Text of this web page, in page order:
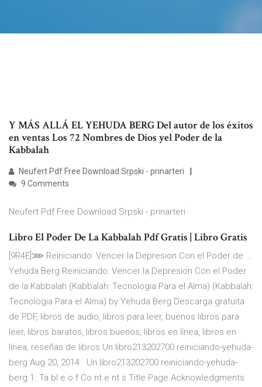
Y MÁS ALLÁ EL YEHUDA BERG Del autor de los éxitos
en ventas Los 72 Nombres de Dios yel Poder de la
Kabbalah
Neufert Pdf Free Download Srpski - prinarteri
9 Comments
Neufert Pdf Free Download Srpski - prinarteri
Libro El Poder De La Kabbalah Pdf Gratis | Libro Gratis
[9R4E]⋙ Reiniciando: Vencer la Depresion Con el Poder de ...
Yehuda Berg Reiniciando: Vencer la Depresion Con el Poder
de la Kabbalah (Kabbalah: Tecnologia Para el Alma) (Kabbalah:
Tecnologia Para el Alma) by Yehuda Berg Descarga gratuita
de PDF, libros de audio, libros para leer, buenos libros para
leer, libros baratos, libros buenos, libros en línea, libros en
línea, reseñas de libros Un libro213202700 reiniciando-yehuda-
berg Aug 20, 2014 · Un libro213202700 reiniciando-yehuda-
berg 1. Ta bl e o f Co nt e nt s Title Page Acknowledgments